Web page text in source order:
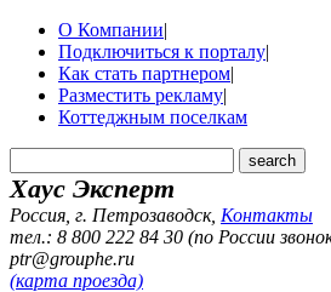
О Компании|
Подключиться к порталу|
Как стать партнером|
Разместить рекламу|
Коттеджным поселкам
Хаус Эксперт
Россия, г. Петрозаводск, Контакты
тел.: 8 800 222 84 30 (по России
ptr@grouphe.ru
(карта проезда)